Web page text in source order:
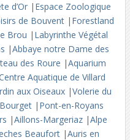
d’Or | Espace Zoologique
de Bouvent | Forestland
Brou | Labyrinthe Végétal
|Abbaye notre Dame des
des Roure |Aquarium
Aquatique de Villard
aux Oiseaux |Volerie du
| Pont-en-Royans
|Aillons-Margeriaz |Alpe
Beaufort |Auris en